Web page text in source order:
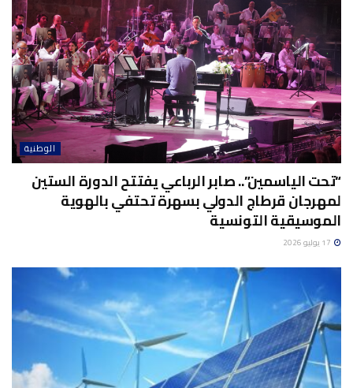
الوطنية
“تحت الياسمين”.. صابر الرباعي يفتتح الدورة الستين
لمهرجان قرطاج الدولي بسهرة تحتفي بالهوية
الموسيقية التونسية